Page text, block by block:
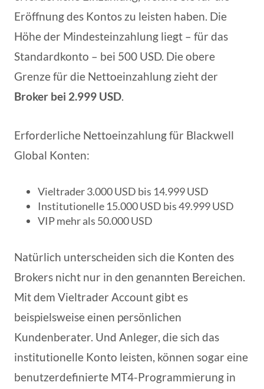
Eröffnung des Kontos zu leisten haben. Die
Höhe der Mindesteinzahlung liegt – für das
Standardkonto – bei 500 USD. Die obere
Grenze für die Nettoeinzahlung zieht der
Broker bei 2.999 USD.
Erforderliche Nettoeinzahlung für Blackwell
Global Konten:
Vieltrader 3.000 USD bis 14.999 USD
Institutionelle 15.000 USD bis 49.999 USD
VIP mehr als 50.000 USD
Natürlich unterscheiden sich die Konten des
Brokers nicht nur in den genannten Bereichen.
Mit dem Vieltrader Account gibt es
beispielsweise einen persönlichen
Kundenberater. Und Anleger, die sich das
institutionelle Konto leisten, können sogar eine
benutzerdefinierte MT4-Programmierung in